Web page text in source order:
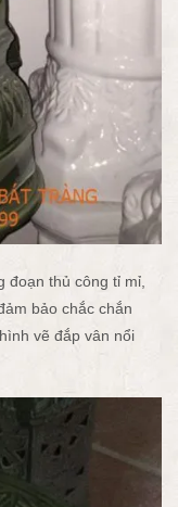
đoạn thủ công tỉ mỉ,
bảo chắc chắn
vẽ đắp vân nổi